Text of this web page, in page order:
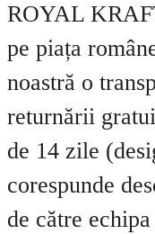
ROYAL
pe piața
noastră o
returnării
de 14 zile
corespunde
de către